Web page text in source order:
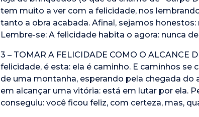
tem muito a ver com a felicidade, nos
tanto a obra acabada. Afinal, sejamos
Lembre-se: A felicidade habita o agora: nunca
3 – TOMAR A FELICIDADE COMO O ALCANCE
felicidade, é esta: ela é caminho. E caminhos
de uma montanha, esperando pela chegada do
em alcançar uma vitória: está em lutar por ela.
conseguiu: você ficou feliz, com certeza, mas,